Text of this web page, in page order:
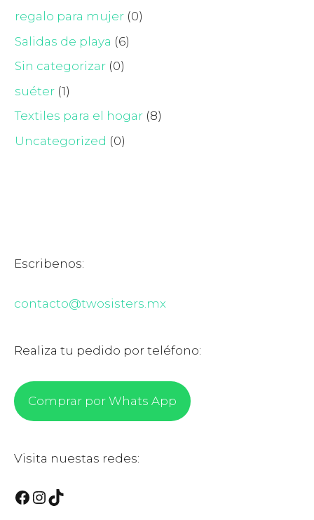
regalo para mujer (0)
Salidas de playa (6)
Sin categorizar (0)
suéter (1)
Textiles para el hogar (8)
Uncategorized (0)
Escribenos:
contacto@twosisters.mx
Realiza tu pedido por teléfono:
Comprar por Whats App
Visita nuestas redes:
Facebook
Instagram
TikTok